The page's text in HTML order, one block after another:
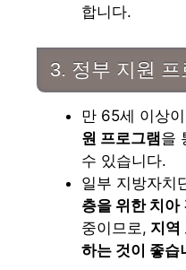
합니다.
3. 정부 지원
만 65세 이상
원 프로그램을
수 있습니다.
일부 지방자치
층을 위한 치아
중이므로, 지역
하는 것이 좋습